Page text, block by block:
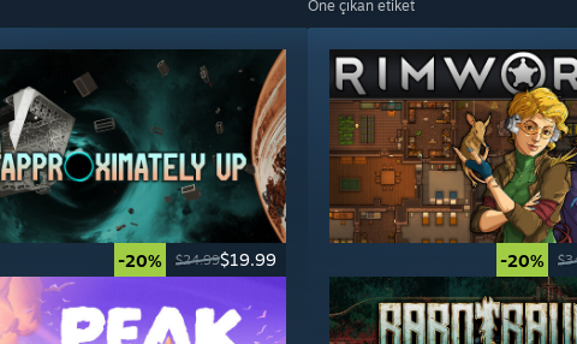
-20% $24.99$19.99
Öne çıkan etiket
-20%